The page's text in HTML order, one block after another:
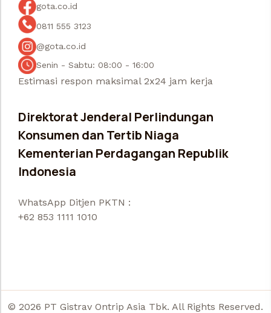
gota.co.id
0811 555 3123
@gota.co.id
Senin - Sabtu: 08:00 - 16:00
Estimasi respon maksimal 2x24 jam kerja
Direktorat Jenderal Perlindungan
Konsumen dan Tertib Niaga
Kementerian Perdagangan Republik
Indonesia
WhatsApp Ditjen PKTN :
+62 853 1111 1010
© 2026 PT Gistrav Ontrip Asia Tbk. All Rights Reserved.